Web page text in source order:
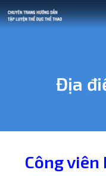
Địa
Công viên